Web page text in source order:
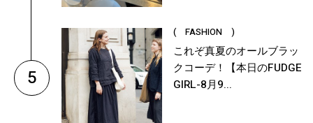
5
( FASHION )
これぞ真夏のオールブラッ
クコーデ！【本日のFUDGE
GIRL-8月9...